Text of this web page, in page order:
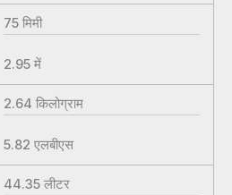
75 मिमी
2.95 में
2.64 किलोग्राम
5.82 एलबीएस
44.35 लीटर